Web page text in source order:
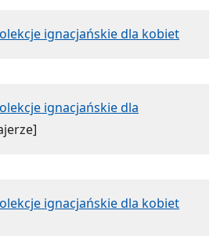
ignacjańskie dla kobiet
ignacjańskie dla
ignacjańskie dla kobiet